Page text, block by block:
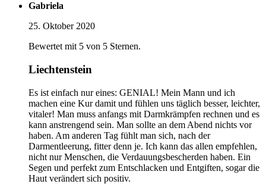
Gabriela
25. Oktober 2020
Bewertet mit 5 von 5 Sternen.
Liechtenstein
Es ist einfach nur eines: GENIAL! Mein Mann und ich
machen eine Kur damit und fühlen uns täglich besser, leichter,
vitaler! Man muss anfangs mit Darmkrämpfen rechnen und es
kann anstrengend sein. Man sollte an dem Abend nichts vor
haben. Am anderen Tag fühlt man sich, nach der
Darmentleerung, fitter denn je. Ich kann das allen empfehlen,
nicht nur Menschen, die Verdauungsbescherden haben. Ein
Segen und perfekt zum Entschlacken und Entgiften, sogar die
Haut verändert sich positiv.